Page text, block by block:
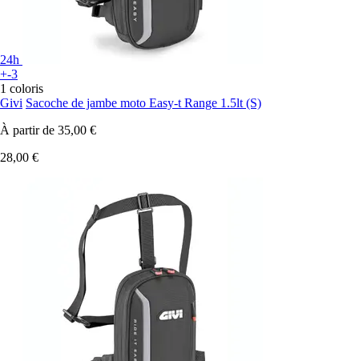
24h
+-3
1 coloris
Givi Sacoche de jambe moto Easy-t Range 1.5lt (S)
À partir de 35,00 €
28,00 €